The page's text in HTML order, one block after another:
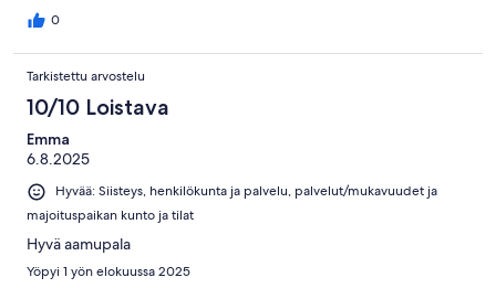
0
Tarkistettu arvostelu
10/10 Loistava
Emma
6.8.2025
Hyvää: Siisteys, henkilökunta ja palvelu, palvelut/mukavuudet ja
majoituspaikan kunto ja tilat
Hyvä aamupala
Yöpyi 1 yön elokuussa 2025